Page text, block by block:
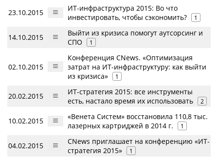
23.10.2015
ИТ-инфраструктура 2015: Во что
инвестировать, чтобы сэкономить?
1
14.10.2015
Выйти из кризиса помогут аутсорсинг и
СПО
1
02.10.2015
Конференция CNews. «Оптимизация
затрат на ИТ-инфраструктуру: как выйти
из кризиса»
1
20.02.2015
ИТ-стратегия 2015: все инструменты
есть, настало время их использовать
2
10.02.2015
«Венета Систем» восстановила 110,8 тыс.
лазерных картриджей в 2014 г.
1
04.02.2015
CNews приглашает на конференцию «ИТ-
стратегия 2015»
1